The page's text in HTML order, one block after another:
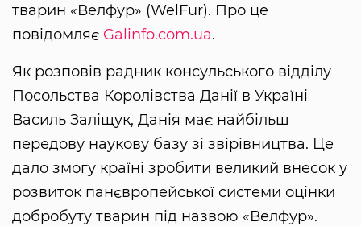
тварин «Велфур» (WelFur). Про це
повідомляє Galinfo.com.ua.
Як розповів радник консульського відділу
Посольства Королівства Данії в Україні
Василь Заліщук, Данія має найбільш
передову наукову базу зі звірівництва. Це
дало змогу країні зробити великий внесок у
розвиток панєвропейської системи оцінки
добробуту тварин під назвою «Велфур».